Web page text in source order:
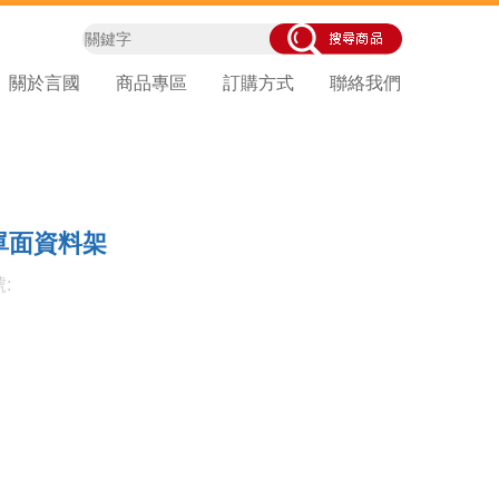
關於言國 商品專區 訂購方式 聯絡我們
面資料架
: